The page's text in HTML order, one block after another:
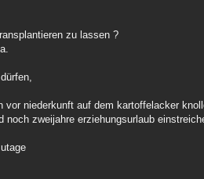
zu lassen ?
niederkunft auf dem kartoffelacker
zweijahre erziehungsurlaub